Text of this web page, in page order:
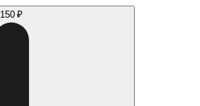
150 ₽